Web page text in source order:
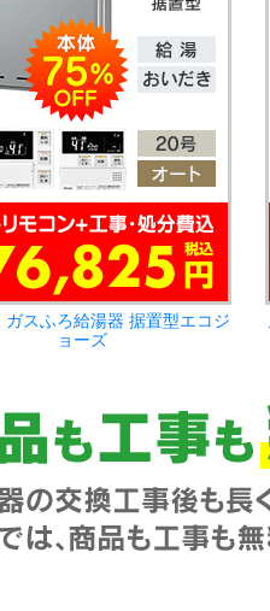
ガスふろ給湯器 据置型エコジ
ョーズ